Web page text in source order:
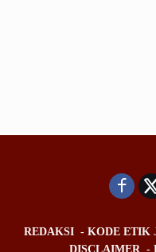
REDAKSI KODE ETIK
DISCLAIMER